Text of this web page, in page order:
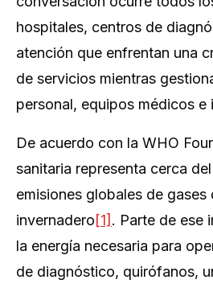
hospitales, centros de
atención que enfrentan una
de servicios mientras
personal, equipos médicos e
De acuerdo con la WHO
sanitaria representa cerca
emisiones globales de gases
invernadero[1] . Parte de ese
la energía necesaria para
de diagnóstico, quirófanos,